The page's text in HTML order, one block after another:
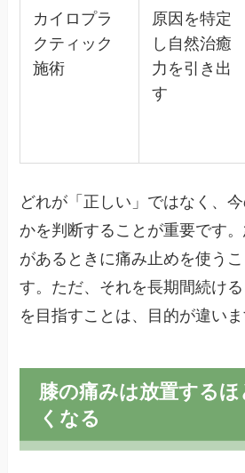
カイロプラ
クティック
施術
原因を特定
し自然治癒
力を引き出
す
どれが「正しい」ではなく、
かを判断することが重要です
があるときに痛み止めを使う
す。ただ、それを長期間続け
を目指すことは、目的が違いま
膝の痛みは放置する
くなる